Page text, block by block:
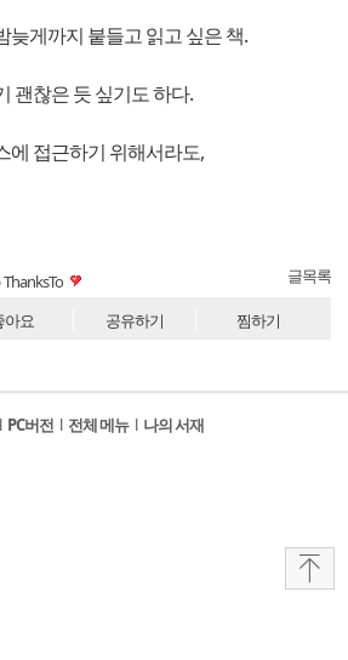
늦게까지 붙들고 읽고 싶은 책.
괜찮은 듯 싶기도 하다.
에 접근하기 위해서라도,
ThanksTo 글목록
아요 공유하기 찜하기
l PC버전 l 전체 메뉴 l 나의 서재